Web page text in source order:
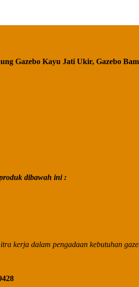
Gazebo Kayu Jati Ukir, Gazebo
dibawah ini :
kerja dalam pengadaan kebutuhan